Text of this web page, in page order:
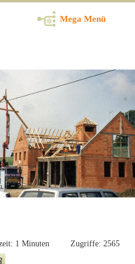
Mega Menü
1 Minuten Zugriffe: 2565